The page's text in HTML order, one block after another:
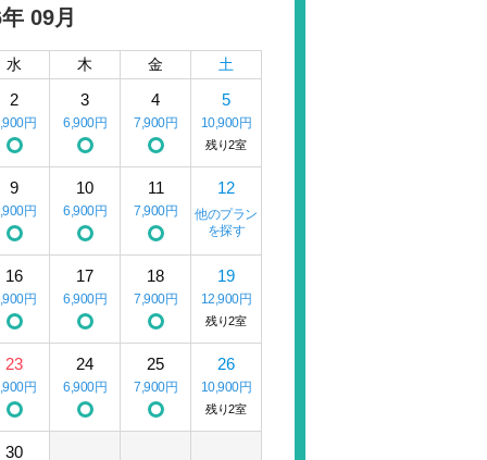
09月
水 木 金 土
2
円
3
6,900円
4
7,900円
5
10,900円
残り2室
9
円
10
6,900円
11
7,900円
12
他のプラン
を探す
16
円
17
6,900円
18
7,900円
19
12,900円
残り2室
23
円
24
6,900円
25
7,900円
26
10,900円
残り2室
30